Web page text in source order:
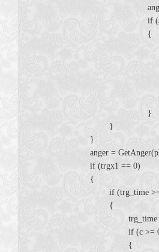
angerdown =
if (angerdown
{
}
}
}
anger =
if (trgx1 == 0)
{
if (trg_time >= 0
{
trg_time =
if (c >= 0 &&
{